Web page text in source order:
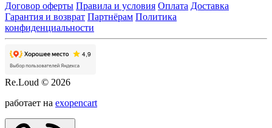
Договор оферты Правила и условия Оплата Доставка
Гарантия и возврат Партнёрам Политика
конфиденциальности
Re.Loud © 2026
работает на exopencart